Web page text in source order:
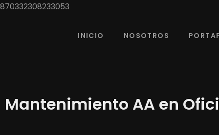
870332308233053
INICIO NOSOTROS
Mantenimiento AA en